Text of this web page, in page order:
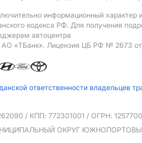
информационный
кодекса РФ. Для получения
автоцентра
«ТБанк». Лицензия ЦБ РФ № 2673
ответственности
/ КПП: 772301001 / ОГРН:
ОКРУГ